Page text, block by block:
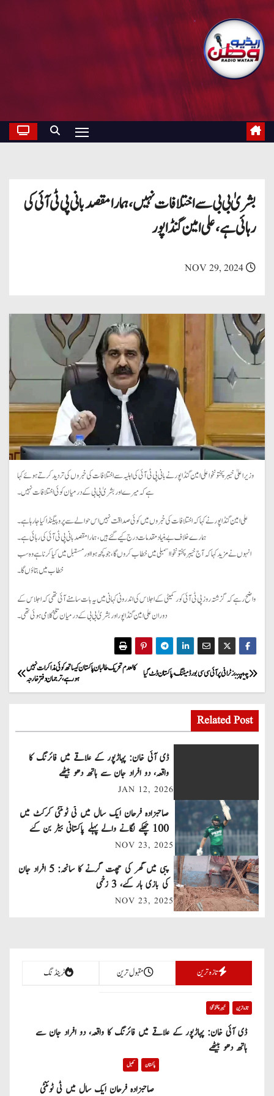
بشریٰ بی بی سے اختلافات نہیں ، ہمارا مقصد بانی پی ٹی آئی کی
رہائی ہے ، علی امین گنڈاپور
NOV 29, 2024
وزیراعلیٰ خیبر پختونخوا علی امین گنڈاپور نے بانی پی ٹی آئی کی اہلیہ سے اختلافات کی خبروں کی تردید کرتے ہوئے کہا
ہےکہ میرے اور بشریٰ بی بی کے درمیان کوئی اختلافات نہیں۔
علی امین گنڈا پور نے کہا کہ اختلافات کی خبروں میں کوئی صداقت نہیں اس حوالے سے پروپیگنڈا کیا جا رہا ہے۔
ہمارے خلاف بے بنیاد مقدمات درج کیے گئے ہیں، ہمارا مقصد بانی پی ٹی آئی کی رہائی ہے۔
انہوں نے مزید کہا کہ آج خیبرپختونخوا اسمبلی میں خطاب کروں گا، جو کچھ ہوا اور مسقبل میں کیا کرنا ہے وہ سب
خطاب میں بتاؤں گا۔
واضح رہےکہ گزشتہ روز پی ٹی آئی کور کمیٹی کے اجلاس کی اندرونی کہانی میں یہ بات سامنے آئی تھی کہ اجلاس کے
دوران علی امین گنڈاپور اور بشریٰ بی بی کے درمیان تلخ کلامی ہوئی تھی۔
P
o
s
t
a
v
i
g
a
o
n
کالعدم تحریک طالبان پاکستان کیساتھ کوئی مذاکرات نہیں
ہو رہے ، ترجمان دفتر خارجہ
چیمپئنز ٹرافی پر آئی سی سی بورڈ میٹنگ،پاکستان ڈٹ گیا
Related Post
ڈی آئی خان: پہاڑپور کے علاقے میں فائرنگ کا
واقعہ، دو افراد جان سے ہاتھ دھو بیٹھے
JAN 12, 2026
صاحبزادہ فرحان ایک سال میں ٹی ٹوئنٹی کرکٹ میں
100 چھکے لگانے والے پہلے پاکستانی بیٹر بن گئے
NOV 23, 2025
پبی میں گھر کی چھت گرنے کا سانحہ: 5 افراد جان
کی بازی ہار گئے، 3 زخمی
NOV 23, 2025
تازہ ترین مقبول ترین ٹرینڈنگ
تازہ ترین خیبر پختونخوا
ڈی آئی خان: پہاڑپور کے علاقے میں فائرنگ کا واقعہ، دو افراد جان سے
ہاتھ دھو بیٹھے
پاکستان کھیل
صاحبزادہ فرحان ایک سال میں ٹی ٹوئنٹی